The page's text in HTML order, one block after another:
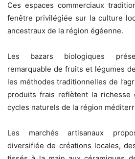
Ces espaces commerciaux
fenêtre privilégiée sur la culture
ancestraux de la région égéenne.
Les bazars biologiques
remarquable de fruits et légumes
les méthodes traditionnelles de
produits frais reflètent la
cycles naturels de la région
Les marchés artisanaux
diversifiée de créations locales,